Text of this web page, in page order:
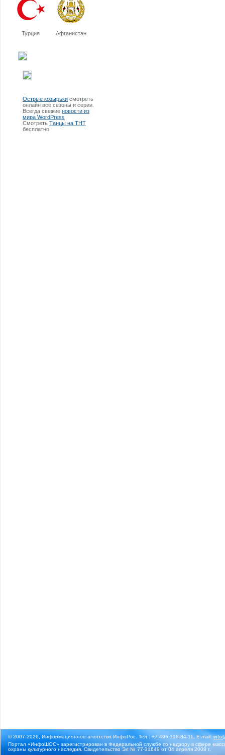
Турция Афганистан
Острые козырьки смотреть
онлайн все сезоны и серии.
Всегда свежие новости из
мира WordPress
Смотреть Танцы на ТНТ
бесплатно
© 2007-2026, Информационное агентство ИнфоРос. Тел.: +7 495 718-84-11, E-mail:
Портал «ИнфоШОС» зарегистрирован в Федеральной службе по надзору в сфере
охраны культурного наследия. Свидетельство Эл № 77-31649 от 04 апреля 2008 г.